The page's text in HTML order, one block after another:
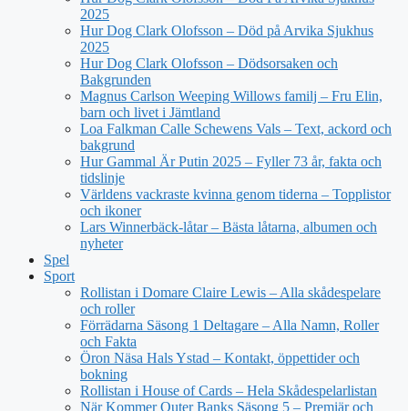
2025
Hur Dog Clark Olofsson – Död på Arvika Sjukhus
2025
Hur Dog Clark Olofsson – Dödsorsaken och
Bakgrunden
Magnus Carlson Weeping Willows familj – Fru Elin,
barn och livet i Jämtland
Loa Falkman Calle Schewens Vals – Text, ackord och
bakgrund
Hur Gammal Är Putin 2025 – Fyller 73 år, fakta och
tidslinje
Världens vackraste kvinna genom tiderna – Topplistor
och ikoner
Lars Winnerbäck-låtar – Bästa låtarna, albumen och
nyheter
Spel
Sport
Rollistan i Domare Claire Lewis – Alla skådespelare
och roller
Förrädarna Säsong 1 Deltagare – Alla Namn, Roller
och Fakta
Öron Näsa Hals Ystad – Kontakt, öppettider och
bokning
Rollistan i House of Cards – Hela Skådespelarlistan
När Kommer Outer Banks Säsong 5 – Premiär och